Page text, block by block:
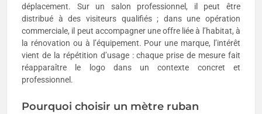
déplacement. Sur un salon professionnel, il peut être
distribué à des visiteurs qualifiés ; dans une opération
commerciale, il peut accompagner une offre liée à l’habitat, à
la rénovation ou à l’équipement. Pour une marque, l’intérêt
vient de la répétition d’usage : chaque prise de mesure fait
réapparaître le logo dans un contexte concret et
professionnel.
Pourquoi choisir un mètre ruban